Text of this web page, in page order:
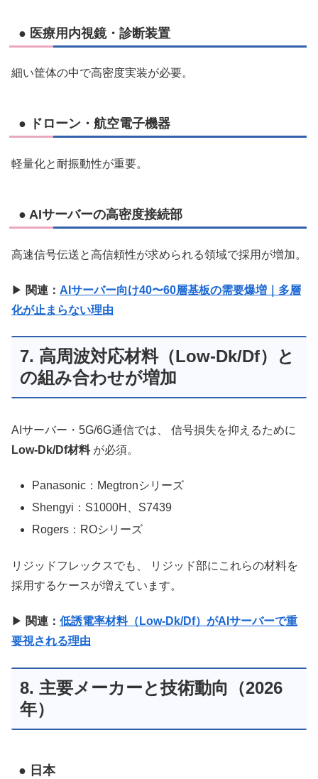
● 医療用内視鏡・診断装置
細い筐体の中で高密度実装が必要。
● ドローン・航空電子機器
軽量化と耐振動性が重要。
● AIサーバーの高密度接続部
高速信号伝送と高信頼性が求められる領域で採用が増加。
▶ 関連： AIサーバー向け40〜60層基板の需要爆増｜多層
化が止まらない理由
7. 高周波対応材料（Low‑Dk/Df）と
の組み合わせが増加
AIサーバー・5G/6G通信では、 信号損失を抑えるために
Low‑Dk/Df材料が必須。
Panasonic：Megtronシリーズ
Shengyi：S1000H、S7439
Rogers：ROシリーズ
リジッドフレックスでも、 リジッド部にこれらの材料を
採用するケースが増えています。
▶ 関連： 低誘電率材料（Low‑Dk/Df）がAIサーバーで重
要視される理由
8. 主要メーカーと技術動向（2026
年）
● 日本